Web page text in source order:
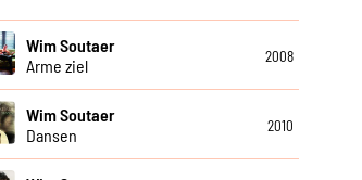
Wim Soutaer
Arme ziel
2008
Wim Soutaer
Dansen
2010